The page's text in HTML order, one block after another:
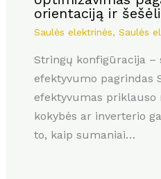
orientaciją ir
Saulės elektrinės, Saulės
Stringų konfigūracija –
efektyvumo pagrindas
efektyvumas
kokybės ar inverterio
to, kaip sumaniai…